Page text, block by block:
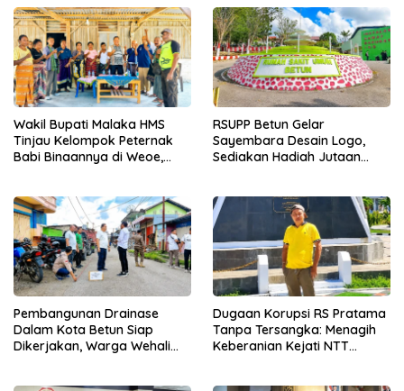
Wakil Bupati Malaka HMS
Tinjau Kelompok Peternak
Babi Binaannya di Weoe,
RSUPP Betun Gelar
Sayembara Desain Logo,
Sediakan Hadiah Jutaan
Pembangunan Drainase
Dalam Kota Betun Siap
Dikerjakan, Warga Wehali
Dugaan Korupsi RS Pratama
Tanpa Tersangka: Menagih
Keberanian Kejati NTT